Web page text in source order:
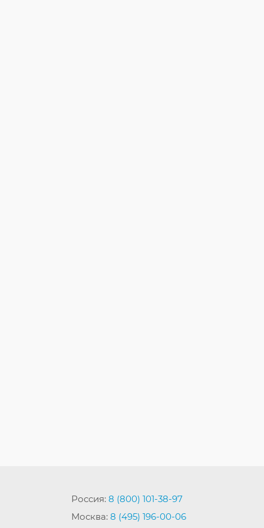
Россия: 8 (800) 101-38-97
Москва: 8 (495) 196-00-06